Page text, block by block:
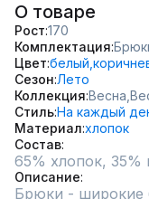
О товаре
Рост 170
Комплектация
Цвет белый,
Сезон Лето
Коллекция Весна,
СтильНа каждый
Материал хлопок
Состав
65% хлопок, 35%
Описание
Брюки - широкие